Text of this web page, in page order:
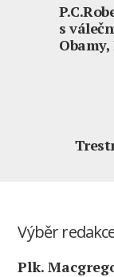
s
Výběr
Plk.